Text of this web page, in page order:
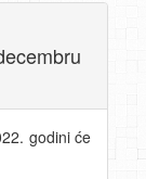
godini će